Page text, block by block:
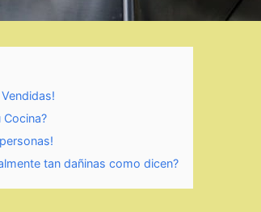
Cocina?
tan dañinas como dicen?